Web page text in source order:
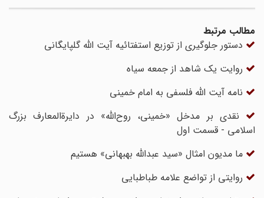
مطالب مرتبط
دستور جلوگیری از توزیع استفتائیه آیت الله گلپایگانی
روایت یک شاهد از جمعه سیاه
نامه آیت الله فلسفی به امام خمینی
نقدی بر مدخل «خمینی، روح‌الله» در دایرة‌المعارف بزرگ
اسلامی - قسمت اول
ما مدیون امثال «سید عبدالله بهبهانی» هستیم
روایتی از تواضع علامه طباطبایی